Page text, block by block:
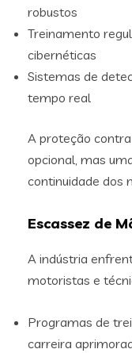
robustos
Treinamento
cibernéticas
Sistemas de
tempo real
A proteção
opcional, mas
continuidade dos
Escassez de
A indústria
motoristas e
Programas de
carreira